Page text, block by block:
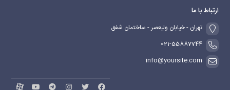
ارتباط با ما
تهران - خیابان ولیعصر - ساختمان شفق
021-55887744
info@yoursite.com